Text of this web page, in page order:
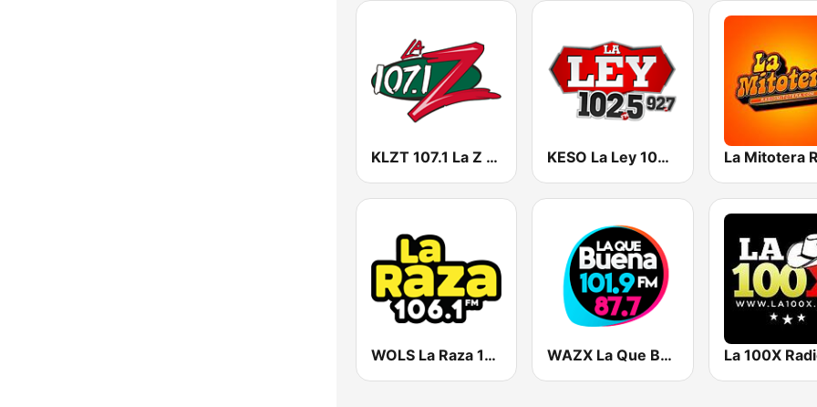
KLZT 107.1 La Z FM KESO La Ley 102.5 and 92.7 FM La Mitotera
WOLS La Raza 106.1 FM WAZX La Que Buena 101.9 y 87.7 La 100X